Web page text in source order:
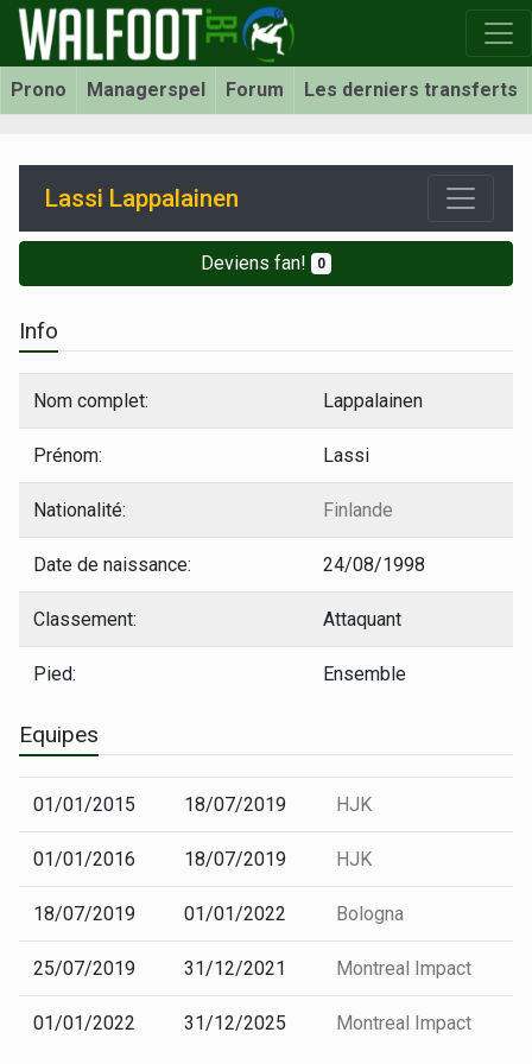
Prono Managerspel Forum Les derniers transferts
Lassi Lappalainen
Deviens fan! 0
Info
Nom complet: Lappalainen
Prénom: Lassi
Nationalité: Finlande
Date de naissance: 24/08/1998
Classement: Attaquant
Pied: Ensemble
Equipes
01/01/2015 18/07/2019 HJK
01/01/2016 18/07/2019 HJK
18/07/2019 01/01/2022 Bologna
25/07/2019 31/12/2021 Montreal Impact
01/01/2022 31/12/2025 Montreal Impact